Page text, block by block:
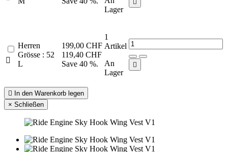
Lager


Herren
Grösse : 52
L
199,00 CHF
119,40 CHF
Save 40 %.
1
Artikel
An
Lager


In den Warenkorb legen
× Schließen